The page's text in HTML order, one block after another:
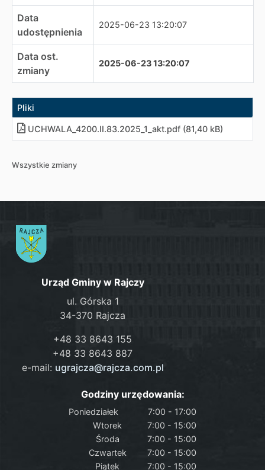
Data
udostępnienia
2025-06-23 13:20:07
Data ost.
zmiany
2025-06-23 13:20:07
Pliki
UCHWALA_4200.II.83.2025_1_akt.pdf (81,40 kB)
Wszystkie zmiany
Urząd Gminy w Rajczy
ul. Górska 1
34-370 Rajcza
+48 33 8643 155
+48 33 8643 887
e-mail: ugrajcza@rajcza.com.pl
Godziny urzędowania:
Poniedziałek
7:00 - 17:00
Wtorek
7:00 - 15:00
Środa
7:00 - 15:00
Czwartek
7:00 - 15:00
Piątek
7:00 - 15:00